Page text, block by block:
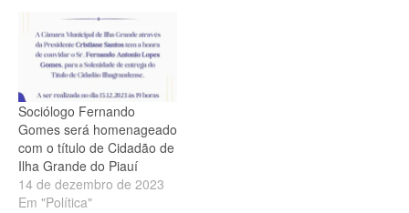
Sociólogo Fernando
Gomes será homenageado
com o título de Cidadão de
Ilha Grande do Piauí
14 de dezembro de 2023
Em "Política"